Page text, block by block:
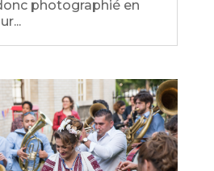
photographié en